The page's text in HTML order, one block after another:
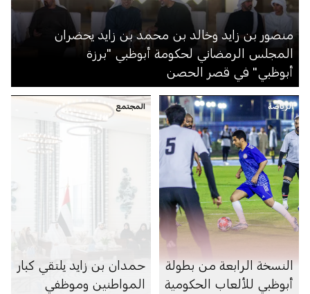
منصور بن زايد وخالد بن محمد بن زايد يحضران
المجلس الرمضاني لحكومة أبوظبي "برزة
أبوظبي" في قصر الحصن
الرياضة
النسخة الرابعة من بطولة
أبوظبي للألعاب الحكومية
المجتمع
حمدان بن زايد يلتقي كبار
المواطنين وموظفي